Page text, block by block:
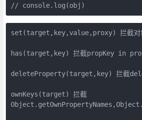
set(target,key,value,proxy) 拦截对
has(target,key) 拦截propKey in
deleteProperty(target,key) 拦截
ownKeys(target) 拦截